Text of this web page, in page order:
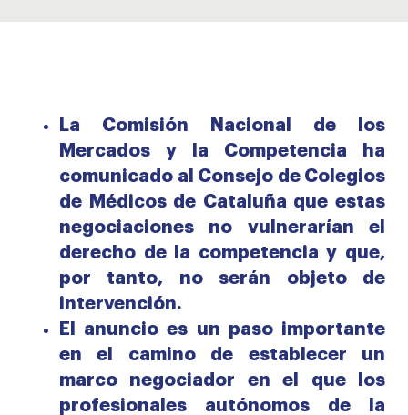
La Comisión Nacional de los
Mercados y la Competencia ha
comunicado al Consejo de Colegios
de Médicos de Cataluña que estas
negociaciones no vulnerarían el
derecho de la competencia y que,
por tanto, no serán objeto de
intervención.
El anuncio es un paso importante
en el camino de establecer un
marco negociador en el que los
profesionales autónomos de la